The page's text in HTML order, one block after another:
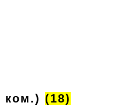
ком.) (18)